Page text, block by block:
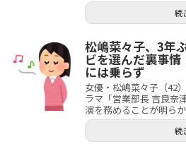
続
松嶋菜々子、3年
ビを選んだ裏事
には乗らず
女優・松嶋菜々子（42
ラマ「営業部長 吉良奈
演を務めることが明ら
続